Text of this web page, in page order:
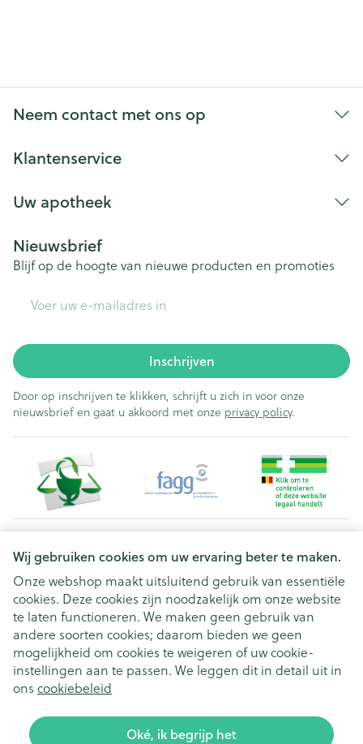
Wij gebruiken cookies om uw ervaring beter te maken.
Onze webshop maakt uitsluitend gebruik van essentiële
cookies. Deze cookies zijn noodzakelijk om onze website
te laten functioneren. We maken geen gebruik van
andere soorten cookies; daarom bieden we geen
mogelijkheid om cookies te weigeren of uw cookie-
instellingen aan te passen. We leggen dit in detail uit in
ons cookiebeleid
Oké, ik begrijp het
Neem contact met ons op
Klantenservice
Uw apotheek
Nieuwsbrief
Blijf op de hoogte van nieuwe producten en promoties
Inschrijven
Door op inschrijven te klikken, schrijft u zich in voor onze
nieuwsbrief en gaat u akkoord met onze privacy policy.
Juridische links